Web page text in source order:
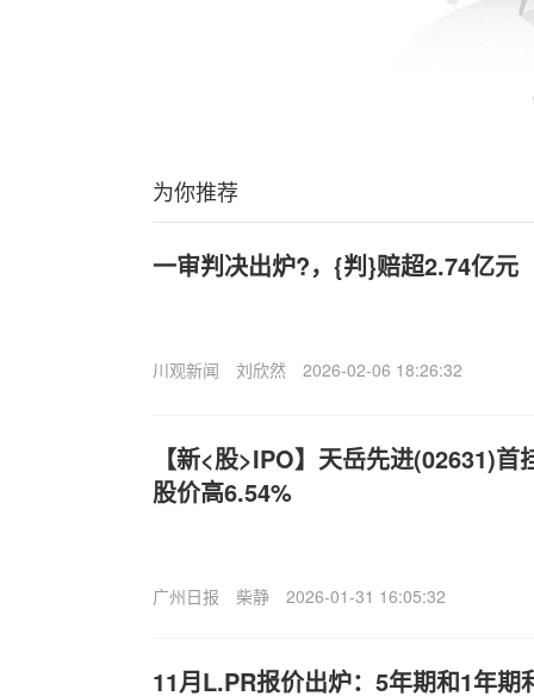
为你推荐
一审判决出炉?，{判}赔超2.74亿元
川观新闻 刘欣然 2026-02-06 18:26:32
【新<股>IPO】天岳先进(02631)
股价高6.54%
广州日报 柴静 2026-01-31 16:05:32
11月L.PR报价出炉：5年期和1年期